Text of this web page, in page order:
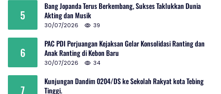
5
Bang Jopanda Terus Berkembang, Sukses Taklukkan Dunia
Akting dan Musik
30/07/2026 39
6
PAC PDI Perjuangan Kejaksan Gelar Konsolidasi Ranting dan
Anak Ranting di Kebon Baru
30/07/2026 34
7
Kunjungan Dandim 0204/DS ke Sekolah Rakyat kota Tebing
Tinggi.